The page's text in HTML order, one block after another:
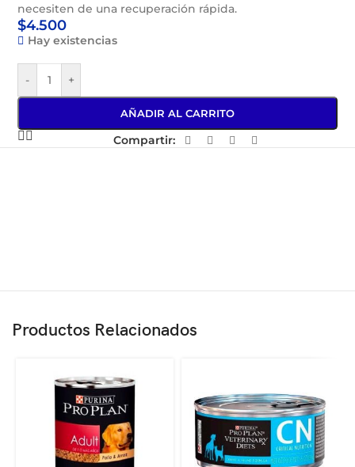
necesiten de una recuperación rápida.
$4.500
Hay existencias
- +
AÑADIR AL CARRITO
Compartir:
Productos Relacionados